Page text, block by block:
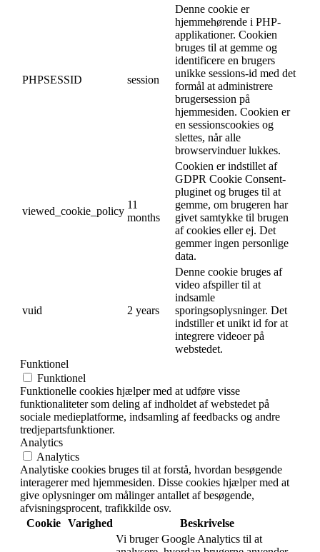
PHPSESSID session
Denne cookie er
hjemmehørende i PHP-
applikationer. Cookien
bruges til at gemme og
identificere en brugers
unikke sessions-id med det
formål at administrere
brugersession på
hjemmesiden. Cookien er
en sessionscookies og
slettes, når alle
browservinduer lukkes.
viewed_cookie_policy
11
months
Cookien er indstillet af
GDPR Cookie Consent-
pluginet og bruges til at
gemme, om brugeren har
givet samtykke til brugen
af cookies eller ej. Det
gemmer ingen personlige
data.
vuid 2 years
Denne cookie bruges af
video afspiller til at
indsamle
sporingsoplysninger. Det
indstiller et unikt id for at
integrere videoer på
webstedet.
Funktionel
Funktionel
Funktionelle cookies hjælper med at udføre visse
funktionaliteter som deling af indholdet af webstedet på
sociale medieplatforme, indsamling af feedbacks og andre
tredjepartsfunktioner.
Analytics
Analytics
Analytiske cookies bruges til at forstå, hvordan besøgende
interagerer med hjemmesiden. Disse cookies hjælper med at
give oplysninger om målinger antallet af besøgende,
afvisningsprocent, trafikkilde osv.
Cookie Varighed
Beskrivelse
Vi bruger Google Analytics til at